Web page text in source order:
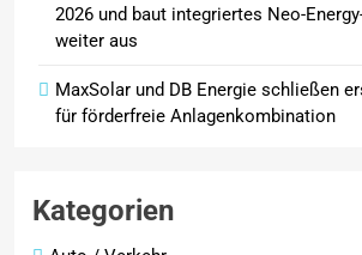
2026 und baut integriertes Neo-
weiter aus
MaxSolar und DB Energie schließen
für förderfreie Anlagenkombination
Kategorien